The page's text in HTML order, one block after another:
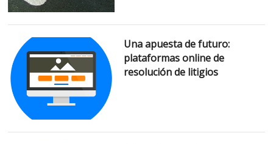
Una apuesta de futuro:
plataformas online de
resolución de litigios